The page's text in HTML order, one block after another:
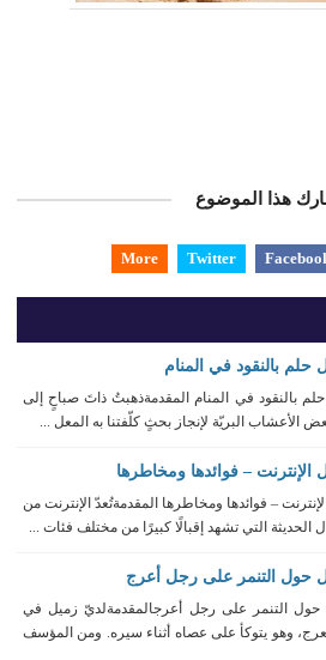
هذا الموضوع
Twitter
More
حلم بالنقود في المنام
حلم بالنقود في المنام المقدمةذهبتُ ذاتَ صباحٍ إلى
الأعشاب البريّة لإنجاز بحثٍ كلّفتنا به المعل ...
الإنترنت – فوائدها ومخاطرها
– فوائدها ومخاطرها المقدمةتُعدّ الإنترنت من
الحديثة التي تشهد إقبالًا كبيرًا من مختلف فئات ...
حول التنمر على رجل أعرج
حول التنمر على رجل أعرجالمقدمةلديّ زميل في
وهو يتوكأ على عصاه أثناء سيره. ومن المؤسف